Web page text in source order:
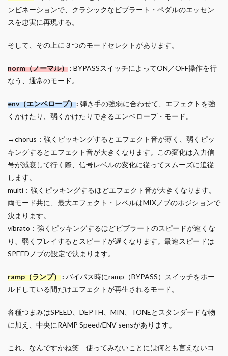
ンビネーションで、クラシックなビブラート・ペダルのエッセン
スを忠実に再現する。
そして、その上に３つのモードセレクトがあります。
norm（ノーマル） : BYPASSスイッチによってON／OFF操作を行
なう、通常のモード。
env（エンベロープ）: 弾き手の強弱に合わせて、エフェクトを強
くかけたり、弱くかけたりできるエンベロープ・モード。
→chorus：強くピッキングするとエフェクト音が薄く、弱くピッ
キングするとエフェクト音が大きくなります。この変化は入力信
号が減衰して行く際、信号レベルの変化に従ってスムーズに追従
します。
multi：強くピッキングするほどエフェクト音が大きくなります。
両モード共に、最大エフェクト・レベルはMIXノブのポジションで
決まります。
vibrato：強くピッキングするほどビブラートのスピードが速くな
り、弱くプレイするとスピードが遅くなります。最速スピードは
SPEEDノブの設定で決まります。
ramp（ランプ） : バイパス時にramp（BYPASS）スイッチをホー
ルドしている間だけエフェクトが再生されるモード。
各種つまみはSPEED、DEPTH、MIN、TONEとスタンダードな物
に加え、中央にRAMP Speed/ENV sensがあります。
これ、なんですかね笑 使ってみないことには何とも言えないコ